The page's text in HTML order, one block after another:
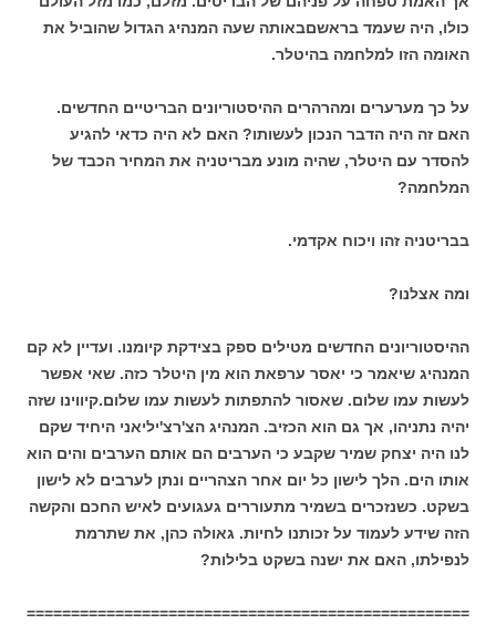
כולו, היה שעמד בראשםבאותה שעה המנהיג הגדול שהוביל את
האומה הזו למלחמה בהיטלר.
על כך מערערים ומהרהרים ההיסטוריונים הבריטיים החדשים.
האם זה היה הדבר הנכון לעשותו? האם לא היה כדאי להגיע
להסדר עם היטלר, שהיה מונע מבריטניה את המחיר הכבד של
המלחמה?
בבריטניה זהו ויכוח אקדמי.
ומה אצלנו?
ההיסטוריונים החדשים מטילים ספק בצידקת קיומנו. ועדיין לא קם
המנהיג שיאמר כי יאסר ערפאת הוא מין היטלר כזה. שאי אפשר
לעשות עמו שלום. שאסור להתפתות לעשות עמו שלום.קיווינו שזה
יהיה נתניהו, אך גם הוא הכזיב. המנהיג הצ'רצ'יליאני היחיד שקם
לנו היה יצחק שמיר שקבע כי הערבים הם אותם הערבים והים הוא
אותו הים. הלך לישון כל יום אחר הצהריים ונתן לערבים לא לישון
בשקט. כשנזכרים בשמיר מתעוררים געגועים לאיש החכם והקשה
הזה שידע לעמוד על זכותנו לחיות. גאולה כהן, את שתרמת
לנפילתו, האם את ישנה בשקט בלילות?
==================================================